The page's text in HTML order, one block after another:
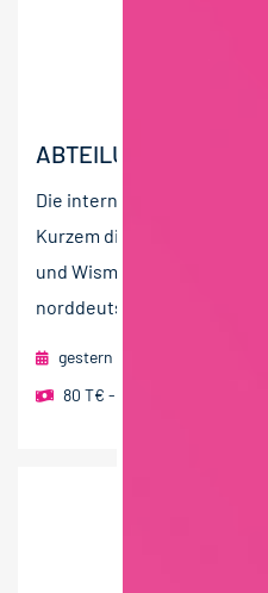
ABTEILUNGSLEITUNG
Die international
Kurzem die Molkerei
und Wismar übernommen.
norddeutsche...
gestern
80 T€ - 100 T€ pro Jahr